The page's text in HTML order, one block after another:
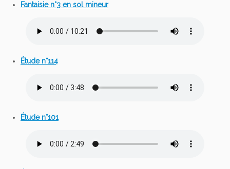
Fantaisie n°3 en sol mineur
Étude n°114
Étude n°101